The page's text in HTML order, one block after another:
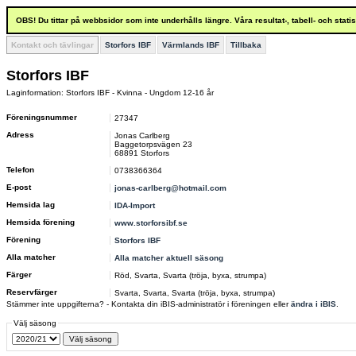
OBS! Du tittar på webbsidor som inte underhålls längre. Våra resultat-, tabell- och
Kontakt och tävlingar Storfors IBF Värmlands IBF Tillbaka
Storfors IBF
Laginformation: Storfors IBF - Kvinna - Ungdom 12-16 år
Föreningsnummer
27347
Adress
Jonas Carlberg
Baggetorpsvägen 23
68891 Storfors
Telefon
0738366364
E-post
jonas-carlberg@hotmail.com
Hemsida lag
IDA-Import
Hemsida förening
www.storforsibf.se
Förening
Storfors IBF
Alla matcher
Alla matcher aktuell säsong
Färger
Röd, Svarta, Svarta (tröja, byxa, strumpa)
Reservfärger
Svarta, Svarta, Svarta (tröja, byxa, strumpa)
Stämmer inte uppgifterna? - Kontakta din iBIS-administratör i föreningen ellerändra i iBIS
Välj säsong